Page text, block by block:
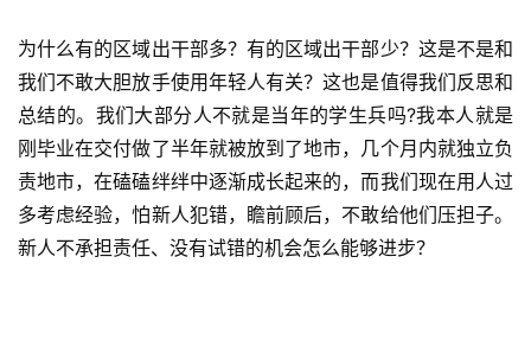
为什么有的区域出干部多？有的区域出干部少？这是不是和
我们不敢大胆放手使用年轻人有关？这也是值得我们反思和
总结的。我们大部分人不就是当年的学生兵吗?我本人就是
刚毕业在交付做了半年就被放到了地市，几个月内就独立负
责地市，在磕磕绊绊中逐渐成长起来的，而我们现在用人过
多考虑经验，怕新人犯错，瞻前顾后，不敢给他们压担子。
新人不承担责任、没有试错的机会怎么能够进步？